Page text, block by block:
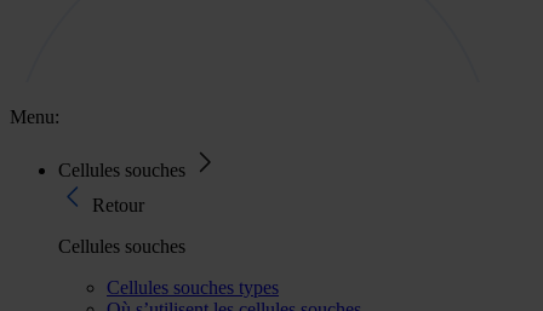
Menu:
Cellules souches
Retour
Cellules souches
Cellules souches types